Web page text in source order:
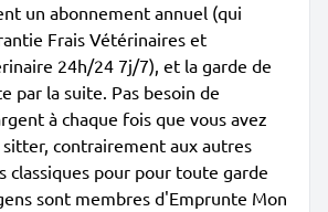
un abonnement annuel (qui
Frais Vétérinaires et
24h/24 7j/7), et la garde de
par la suite. Pas besoin de
à chaque fois que vous avez
contrairement aux autres
classiques pour pour toute garde
sont membres d'Emprunte Mon